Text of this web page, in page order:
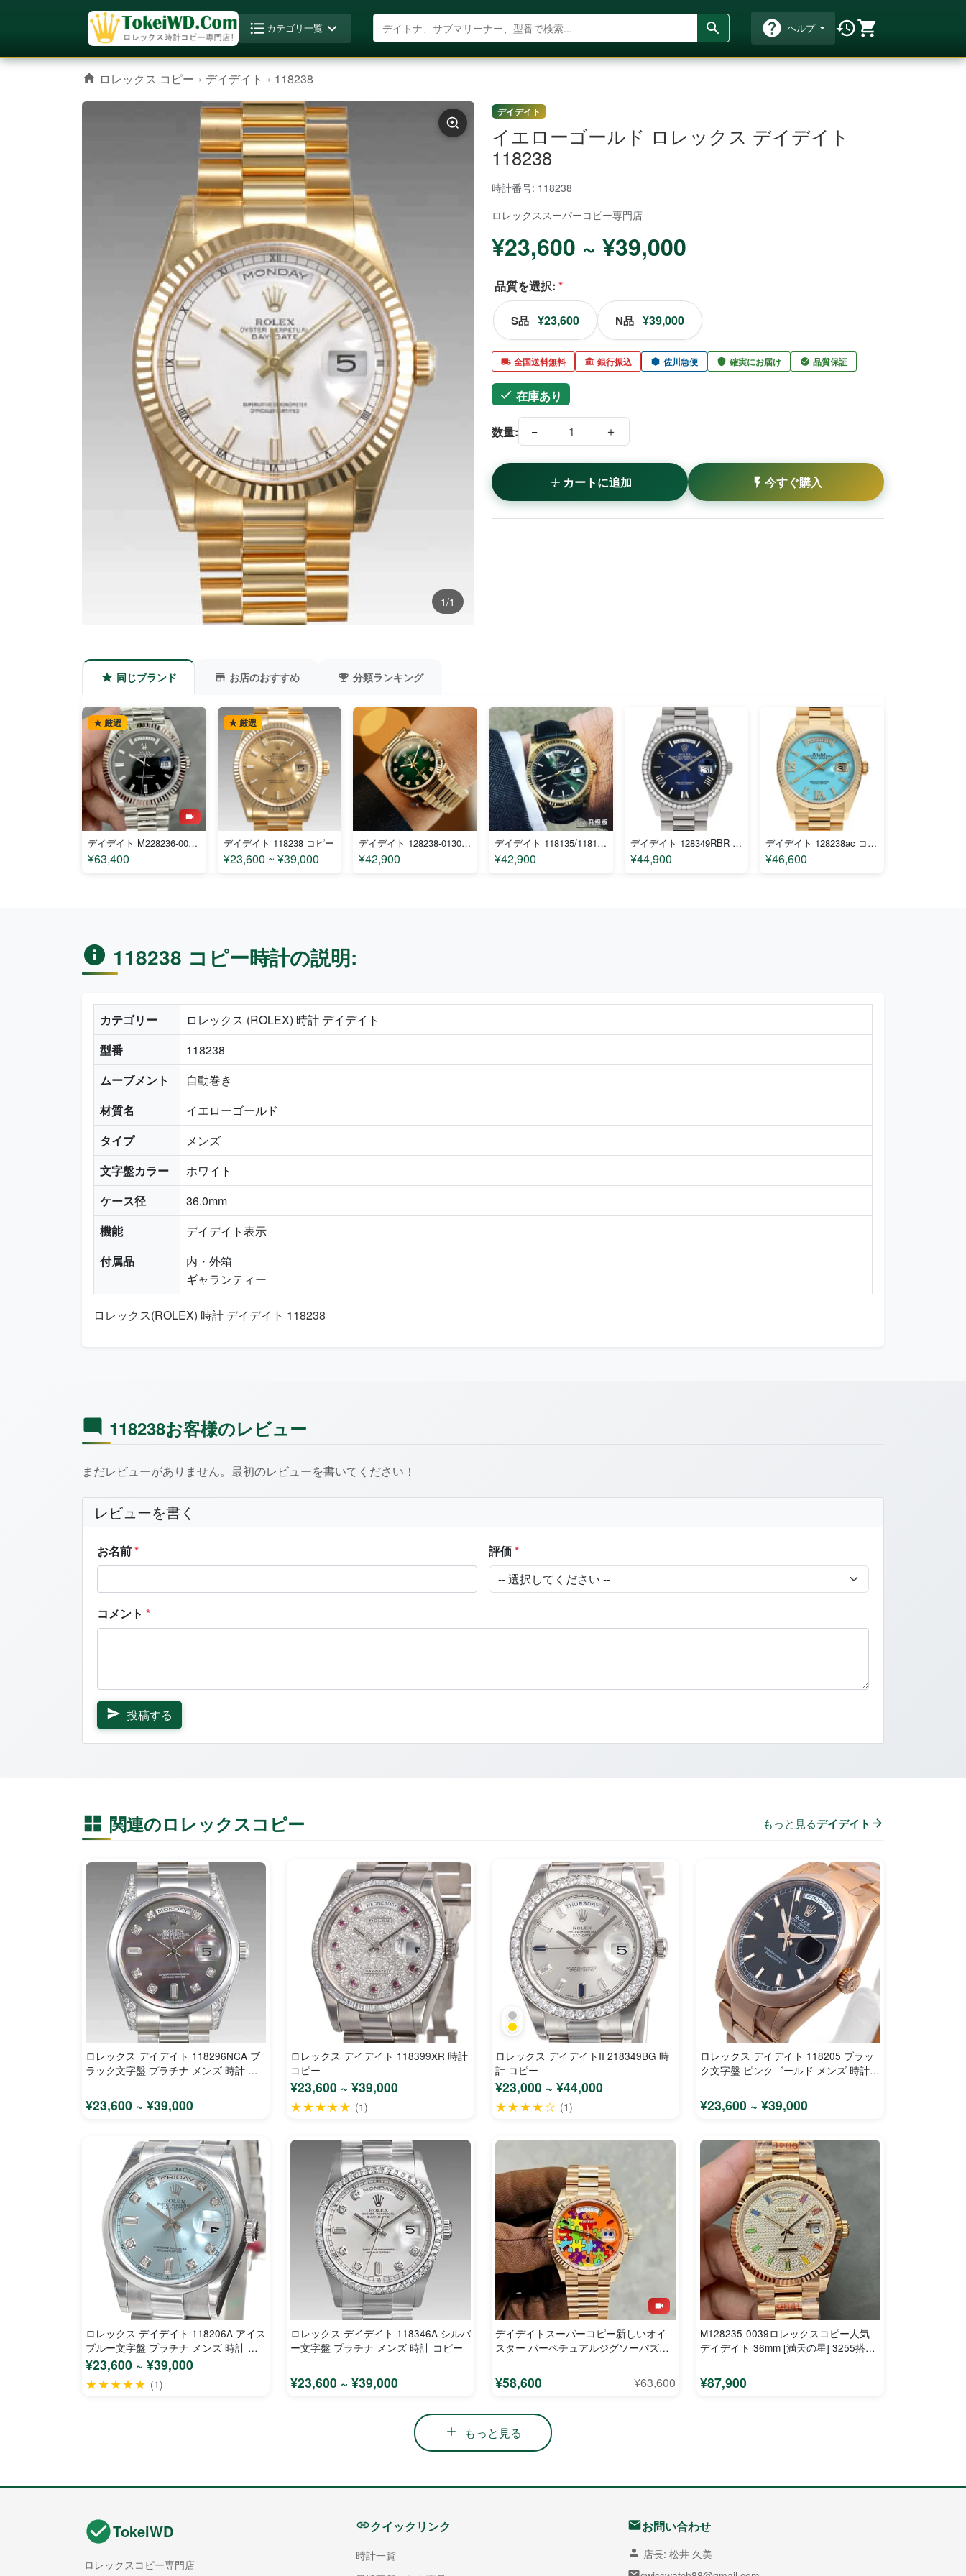
カテゴリ一覧 商品を検索 ヘルプ
ロレックス コピー デイデイト 118238
1/1
デイデイト
イエローゴールド ロレックス デイデイト
118238
時計番号: 118238
ロレックススーパーコピー専門店
¥23,600 ~ ¥39,000
品質を選択: *
S品 ¥23,600 N品 ¥39,000
全国送料無料 銀行振込 佐川急便 確実にお届け 品質保証
在庫あり
数量: − ＋
カートに追加 今すぐ購入
同じブランド お店のおすすめ 分類ランキング
★ 厳選
デイデイト M228236-0004 コピー
¥63,400
★ 厳選
デイデイト 118238 コピー
¥23,600 ~ ¥39,000
デイデイト 128238-0130 コピー
¥42,900
デイデイト 118135/118138/118139 コピー
¥42,900
デイデイト 128349RBR コピー
¥44,900
デイデイト 128238ac コピー
¥46,600
118238 コピー時計の説明:
カテゴリー
ロレックス (ROLEX) 時計 デイデイト
型番
118238
ムーブメント
自動巻き
材質名
イエローゴールド
タイプ
メンズ
文字盤カラー
ホワイト
ケース径
36.0mm
機能
デイデイト表示
付属品
内・外箱
ギャランティー
ロレックス(ROLEX) 時計 デイデイト 118238
118238お客様のレビュー
まだレビューがありません。最初のレビューを書いてください！
レビューを書く
お名前* 評価*
コメント *
投稿する
関連のロレックスコピー もっと見るデイデイト
ロレックス デイデイト 118296NCA ブ
ラック文字盤 プラチナ メンズ 時計 コ
¥23,600 ~ ¥39,000
ロレックス デイデイト 118399XR 時計
コピー
¥23,600 ~ ¥39,000
★★★★★ (1)
ロレックス デイデイトII 218349BG 時
計 コピー
¥23,000 ~ ¥44,000
★★★★☆ (1)
ロレックス デイデイト 118205 ブラッ
ク文字盤 ピンクゴールド メンズ 時計
¥23,600 ~ ¥39,000
ロレックス デイデイト 118206A アイス
ブルー文字盤 プラチナ メンズ 時計 コ
ピー
¥23,600 ~ ¥39,000
★★★★★ (1)
ロレックス デイデイト 118346A シルバ
ー文字盤 プラチナ メンズ 時計 コピー
¥23,600 ~ ¥39,000
デイデイトスーパーコピー新しいオイ
スター パーペチュアルジグソーパズル
¥58,600 ¥63,600
M128235-0039ロレックスコピー人気
デイデイト 36mm [満天の星] 3255搭載
¥87,900
もっと見る
TokeiWD
ロレックスコピー専門店
クイックリンク
時計一覧
お問い合わせ
店長: 松井 久美